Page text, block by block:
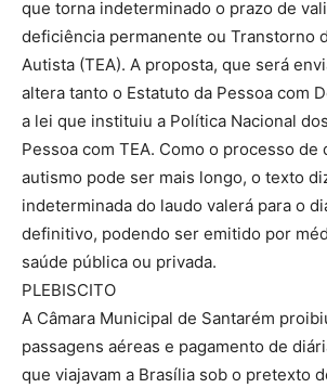
que torna indeterminado o prazo de
deficiência permanente ou Transtorno
Autista (TEA). A proposta, que será
altera tanto o Estatuto da Pessoa com
a lei que instituiu a Política Nacional
Pessoa com TEA. Como o processo de
autismo pode ser mais longo, o texto
indeterminada do laudo valerá para o
definitivo, podendo ser emitido por
saúde pública ou privada.
PLEBISCITO
A Câmara Municipal de Santarém
passagens aéreas e pagamento de
que viajavam a Brasília sob o pretexto